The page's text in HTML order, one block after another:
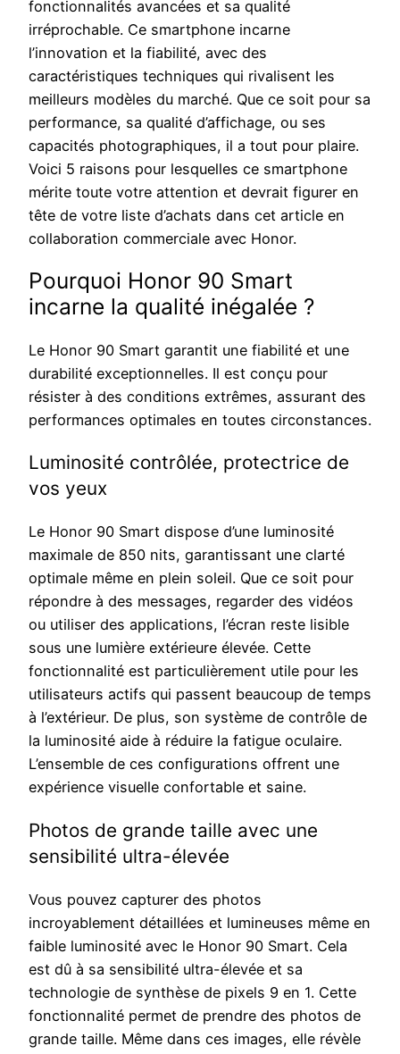
fonctionnalités avancées et sa qualité
irréprochable. Ce smartphone incarne
l’innovation et la fiabilité, avec des
caractéristiques techniques qui rivalisent les
meilleurs modèles du marché. Que ce soit pour sa
performance, sa qualité d’affichage, ou ses
capacités photographiques, il a tout pour plaire.
Voici 5 raisons pour lesquelles ce smartphone
mérite toute votre attention et devrait figurer en
tête de votre liste d’achats dans cet article en
collaboration commerciale avec Honor.
Pourquoi Honor 90 Smart
incarne la qualité inégalée ?
Le Honor 90 Smart garantit une fiabilité et une
durabilité exceptionnelles. Il est conçu pour
résister à des conditions extrêmes, assurant des
performances optimales en toutes circonstances.
Luminosité contrôlée, protectrice de
vos yeux
Le Honor 90 Smart dispose d’une luminosité
maximale de 850 nits, garantissant une clarté
optimale même en plein soleil. Que ce soit pour
répondre à des messages, regarder des vidéos
ou utiliser des applications, l’écran reste lisible
sous une lumière extérieure élevée. Cette
fonctionnalité est particulièrement utile pour les
utilisateurs actifs qui passent beaucoup de temps
à l’extérieur. De plus, son système de contrôle de
la luminosité aide à réduire la fatigue oculaire.
L’ensemble de ces configurations offrent une
expérience visuelle confortable et saine.
Photos de grande taille avec une
sensibilité ultra-élevée
Vous pouvez capturer des photos
incroyablement détaillées et lumineuses même en
faible luminosité avec le Honor 90 Smart. Cela
est dû à sa sensibilité ultra-élevée et sa
technologie de synthèse de pixels 9 en 1. Cette
fonctionnalité permet de prendre des photos de
grande taille. Même dans ces images, elle révèle